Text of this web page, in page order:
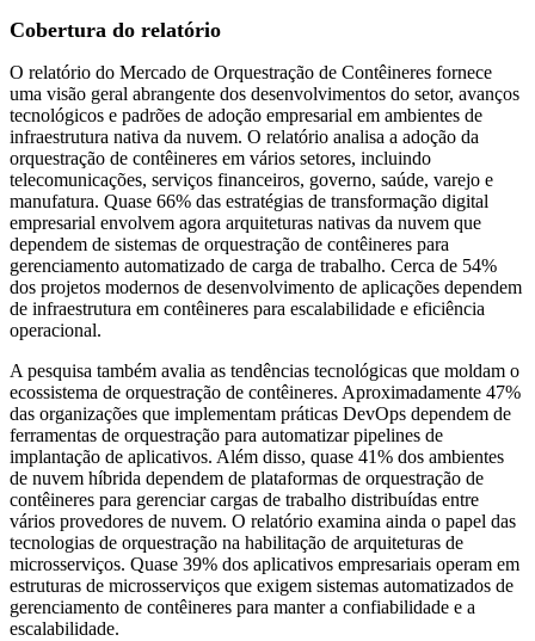
Cobertura do relatório
O relatório do Mercado de Orquestração de Contêineres fornece
uma visão geral abrangente dos desenvolvimentos do setor, avanços
tecnológicos e padrões de adoção empresarial em ambientes de
infraestrutura nativa da nuvem. O relatório analisa a adoção da
orquestração de contêineres em vários setores, incluindo
telecomunicações, serviços financeiros, governo, saúde, varejo e
manufatura. Quase 66% das estratégias de transformação digital
empresarial envolvem agora arquiteturas nativas da nuvem que
dependem de sistemas de orquestração de contêineres para
gerenciamento automatizado de carga de trabalho. Cerca de 54%
dos projetos modernos de desenvolvimento de aplicações dependem
de infraestrutura em contêineres para escalabilidade e eficiência
operacional.
A pesquisa também avalia as tendências tecnológicas que moldam o
ecossistema de orquestração de contêineres. Aproximadamente 47%
das organizações que implementam práticas DevOps dependem de
ferramentas de orquestração para automatizar pipelines de
implantação de aplicativos. Além disso, quase 41% dos ambientes
de nuvem híbrida dependem de plataformas de orquestração de
contêineres para gerenciar cargas de trabalho distribuídas entre
vários provedores de nuvem. O relatório examina ainda o papel das
tecnologias de orquestração na habilitação de arquiteturas de
microsserviços. Quase 39% dos aplicativos empresariais operam em
estruturas de microsserviços que exigem sistemas automatizados de
gerenciamento de contêineres para manter a confiabilidade e a
escalabilidade.